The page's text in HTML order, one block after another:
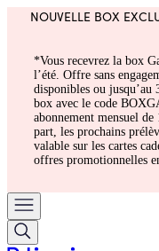
NOUVELLE BOX
*Vous recevrez la box
l’été. Offre sans
disponibles ou jusqu’au
box avec le code
abonnement mensuel
part, les prochains
valable sur les cartes
offres promotionnelles